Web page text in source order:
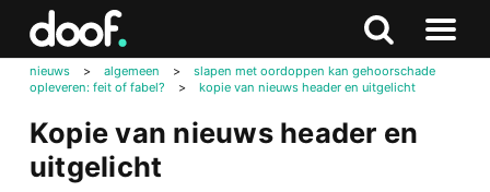
Zoeken
Naar
menu
nieuws > algemeen >
slapen met oordoppen kan gehoorschade
opleveren: feit of fabel?
> kopie van nieuws header en uitgelicht
Kopie van nieuws header en
uitgelicht
Doof.nl
Zoeken
naar